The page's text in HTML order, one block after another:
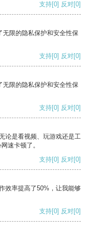
支持[0] 反对[0]
限的隐私保护和安全性保
支持[0] 反对[0]
限的隐私保护和安全性保
支持[0] 反对[0]
论是看视频、玩游戏还是工
速卡顿了。
支持[0] 反对[0]
效率提高了50%，让我能够
支持[0] 反对[0]